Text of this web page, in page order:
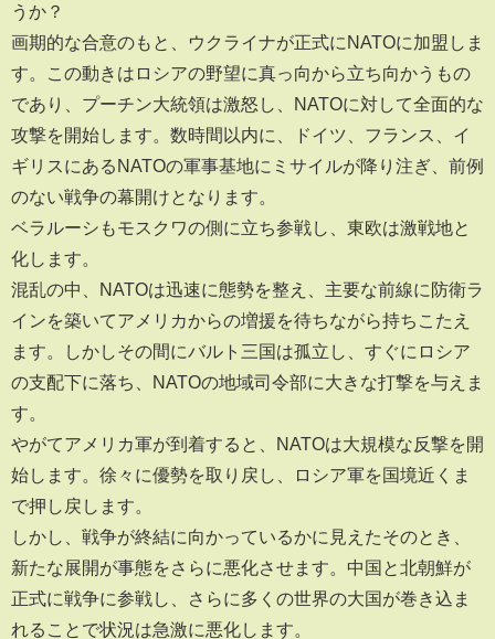
うか？
画期的な合意のもと、ウクライナが正式にNATOに加盟しま
す。この動きはロシアの野望に真っ向から立ち向かうもの
であり、プーチン大統領は激怒し、NATOに対して全面的な
攻撃を開始します。数時間以内に、ドイツ、フランス、イ
ギリスにあるNATOの軍事基地にミサイルが降り注ぎ、前例
のない戦争の幕開けとなります。
ベラルーシもモスクワの側に立ち参戦し、東欧は激戦地と
化します。
混乱の中、NATOは迅速に態勢を整え、主要な前線に防衛ラ
インを築いてアメリカからの増援を待ちながら持ちこたえ
ます。しかしその間にバルト三国は孤立し、すぐにロシア
の支配下に落ち、NATOの地域司令部に大きな打撃を与えま
す。
やがてアメリカ軍が到着すると、NATOは大規模な反撃を開
始します。徐々に優勢を取り戻し、ロシア軍を国境近くま
で押し戻します。
しかし、戦争が終結に向かっているかに見えたそのとき、
新たな展開が事態をさらに悪化させます。中国と北朝鮮が
正式に戦争に参戦し、さらに多くの世界の大国が巻き込ま
れることで状況は急激に悪化します。